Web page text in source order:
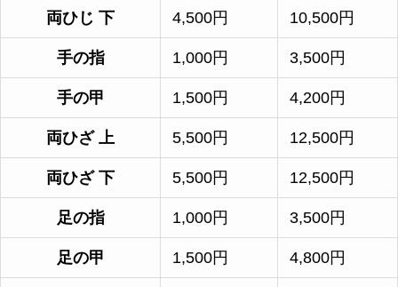
両ひじ 下 4,500円 10,500円
手の指 1,000円 3,500円
手の甲 1,500円 4,200円
両ひざ 上 5,500円 12,500円
両ひざ 下 5,500円 12,500円
足の指 1,000円 3,500円
足の甲 1,500円 4,800円